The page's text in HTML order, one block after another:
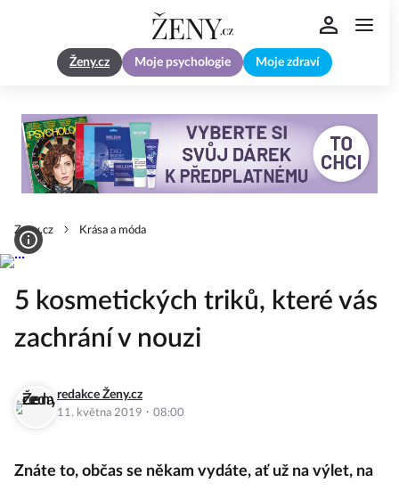
Ženy.cz Moje psychologie Moje zdraví
Zeny.cz Krása a móda
5 kosmetických triků, které vás
zachrání v nouzi
redakce Ženy.cz
11. května 2019 · 08:00
Znáte to, občas se někam vydáte, ať už na výlet, na